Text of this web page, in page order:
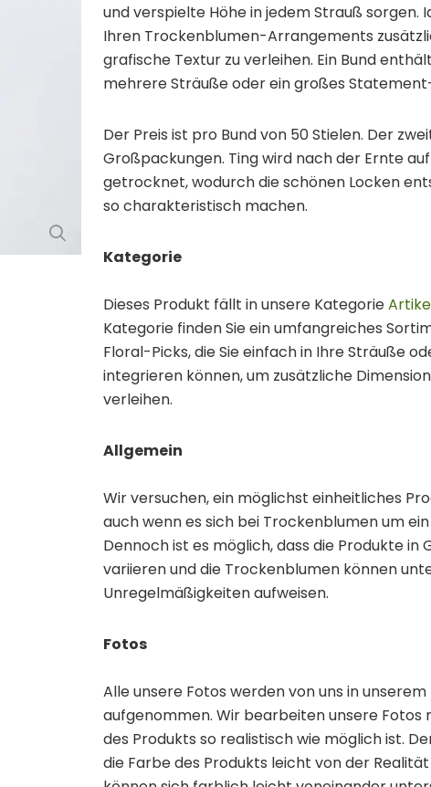
und verspielte Höhe in jedem Strauß sorgen.
Ihren Trockenblumen-Arrangements
grafische Textur zu verleihen. Ein Bund
mehrere Sträuße oder ein großes
Der Preis ist pro Bund von 50 Stielen. Der
Großpackungen. Ting wird nach der Ernte
getrocknet, wodurch die schönen Locken
so charakteristisch machen.
Kategorie
Dieses Produkt fällt in unsere Kategorie
Kategorie finden Sie ein umfangreiches
Floral-Picks, die Sie einfach in Ihre Sträuße
integrieren können, um zusätzliche
verleihen.
Allgemein
Wir versuchen, ein möglichst einheitliches
auch wenn es sich bei Trockenblumen um
Dennoch ist es möglich, dass die Produkte in
variieren und die Trockenblumen können
Unregelmäßigkeiten aufweisen.
Fotos
Alle unsere Fotos werden von uns in
aufgenommen. Wir bearbeiten unsere Fotos
des Produkts so realistisch wie möglich ist.
die Farbe des Produkts leicht von der